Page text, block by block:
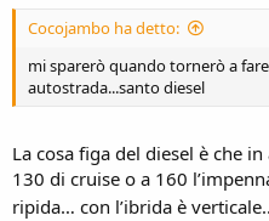
Cocojambo ha detto:
mi sparerò quando tornerò a
autostrada...santo diesel
La cosa figa del diesel è che
130 di cruise o a 160
ripida… con l’ibrida è verticale..